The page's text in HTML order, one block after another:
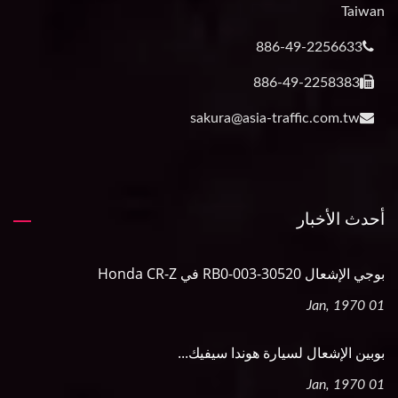
Taiwan
886-49-2256633
886-49-2258383
sakura@asia-traffic.com.tw
أحدث الأخبار
بوجي الإشعال 30520-RB0-003 في Honda CR-Z
01 Jan, 1970
بوبين الإشعال لسيارة هوندا سيفيك...
01 Jan, 1970